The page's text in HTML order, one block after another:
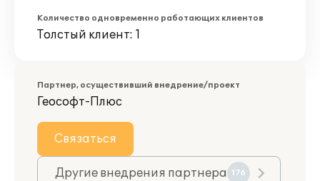
Количество одновременно работающих клиентов
Толстый клиент: 1
Партнер, осуществивший внедрение/проект
Геософт-Плюс
Связаться
Другие внедрения партнера 176